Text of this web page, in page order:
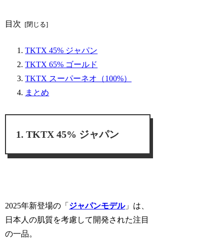
目次
TKTX 45% ジャパン
TKTX 65% ゴールド
TKTX スーパーネオ（100%）
まとめ
TKTX 45% ジャパン
2025年新登場の「 ジャパンモデル」は、
日本人の肌質を考慮して開発された注目
の一品。